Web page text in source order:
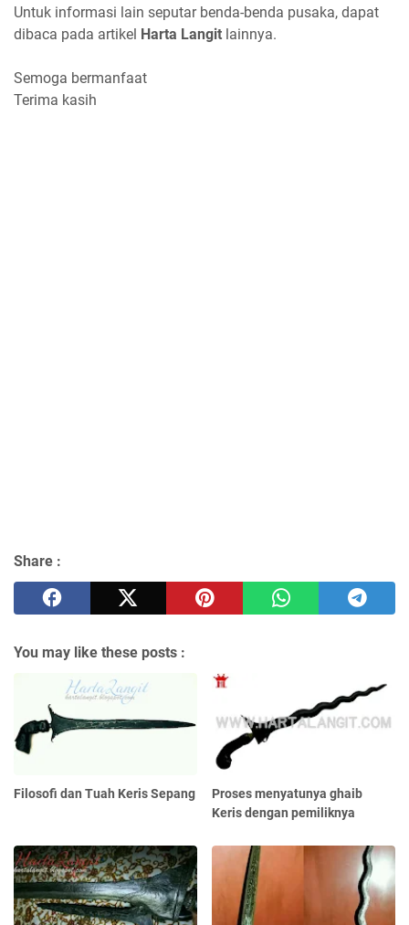
Untuk informasi lain seputar benda-benda pusaka, dapat
dibaca pada artikel Harta Langit lainnya.
Semoga bermanfaat
Terima kasih
Share :
You may like these posts :
Filosofi dan Tuah Keris Sepang
Proses menyatunya ghaib
Keris dengan pemiliknya